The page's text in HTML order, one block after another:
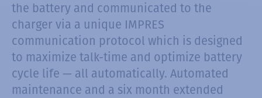
the battery and communicated to the
charger via a unique IMPRES
communication protocol which is designed
to maximize talk-time and optimize battery
cycle life — all automatically. Automated
maintenance and a six month extended